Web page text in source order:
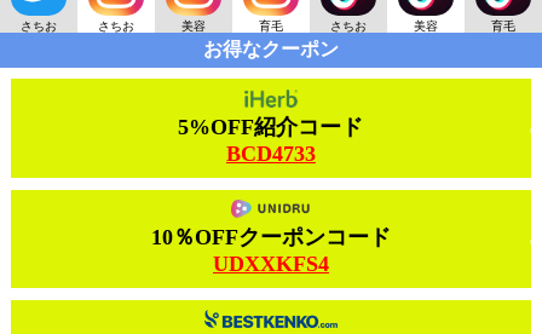
さちお さちお 美容 育毛 さちお 美容 育毛
お得なクーポン
5%OFF紹介コード
BCD4733
10％OFFクーポンコード
UDXXKFS4